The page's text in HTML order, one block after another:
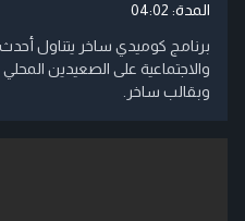
المدة: 04:02
برنامج كوميدي ساخر يتناول أحدث
والاجتماعية على الصعيدين
وبقالب ساخر.